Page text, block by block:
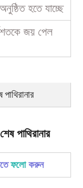
হতে যাচ্ছে
জয় পেল